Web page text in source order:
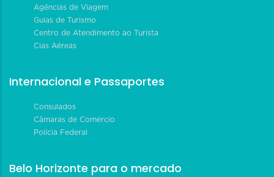
Agências de Viagem
Guias de Turismo
Centro de Atendimento ao Turista
Cias Aéreas
Internacional e Passaportes
Consulados
Câmaras de Comércio
Polícia Federal
Belo Horizonte para o mercado